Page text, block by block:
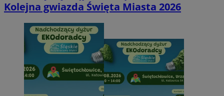
Kolejna gwiazda Święta Miasta 2026